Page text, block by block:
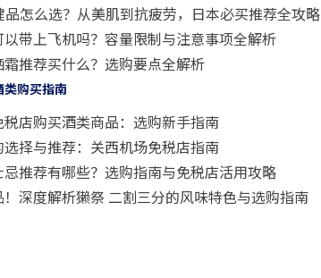
怎么选？从美肌到抗疲劳，日本必买推荐全攻略
带上飞机吗？容量限制与注意事项全解析
推荐买什么？选购要点全解析
类购买指南
店购买酒类商品：选购新手指南
择与推荐：关西机场免税店指南
推荐有哪些？选购指南与免税店活用攻略
深度解析獭祭 二割三分的风味特色与选购指南